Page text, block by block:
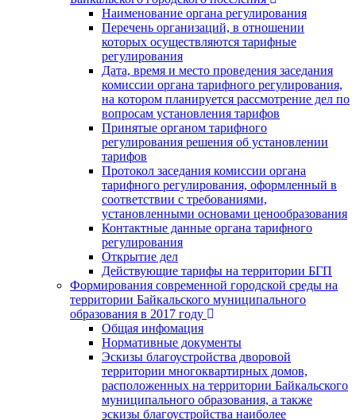
Наименование органа регулирования
Перечень организаций, в отношении
которых осуществляются тарифные
регулирования
Дата, время и место проведения заседания
комиссии органа тарифного регулирования,
на котором планируется рассмотрение дел по
вопросам установления тарифов
Принятые органом тарифного
регулирования решения об установлении
тарифов
Протокол заседания комиссии органа
тарифного регулирования, оформленный в
соответствии с требованиями,
установленными основами ценообразования
Контактные данные органа тарифного
регулирования
Открытие дел
Действующие тарифы на территории БГП
Формирования современной городской среды на
территории Байкальского муниципального
образования в 2017 году
Общая инфомация
Нормативные документы
Эскизы благоустройства дворовой
территории многоквартирных домов,
расположенных на территории Байкальского
муниципального образования, а также
эскизы благоустройства наиболее